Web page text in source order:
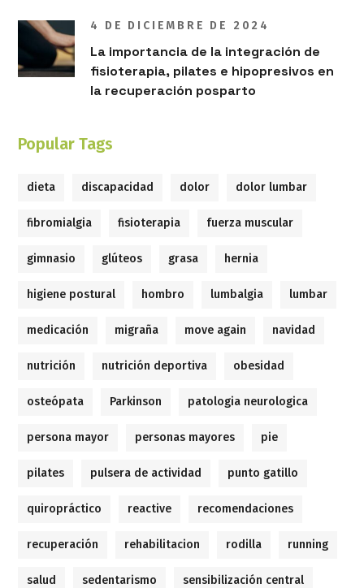
4 DE DICIEMBRE DE 2024
La importancia de la integración de
fisioterapia, pilates e hipopresivos en
la recuperación posparto
Popular Tags
dieta discapacidad dolor dolor lumbar
fibromialgia fisioterapia fuerza muscular
gimnasio glúteos grasa hernia
higiene postural hombro lumbalgia lumbar
medicación migraña move again navidad
nutrición nutrición deportiva obesidad
osteópata Parkinson patologia neurologica
persona mayor personas mayores pie
pilates pulsera de actividad punto gatillo
quiropráctico reactive recomendaciones
recuperación rehabilitacion rodilla running
salud sedentarismo sensibilización central